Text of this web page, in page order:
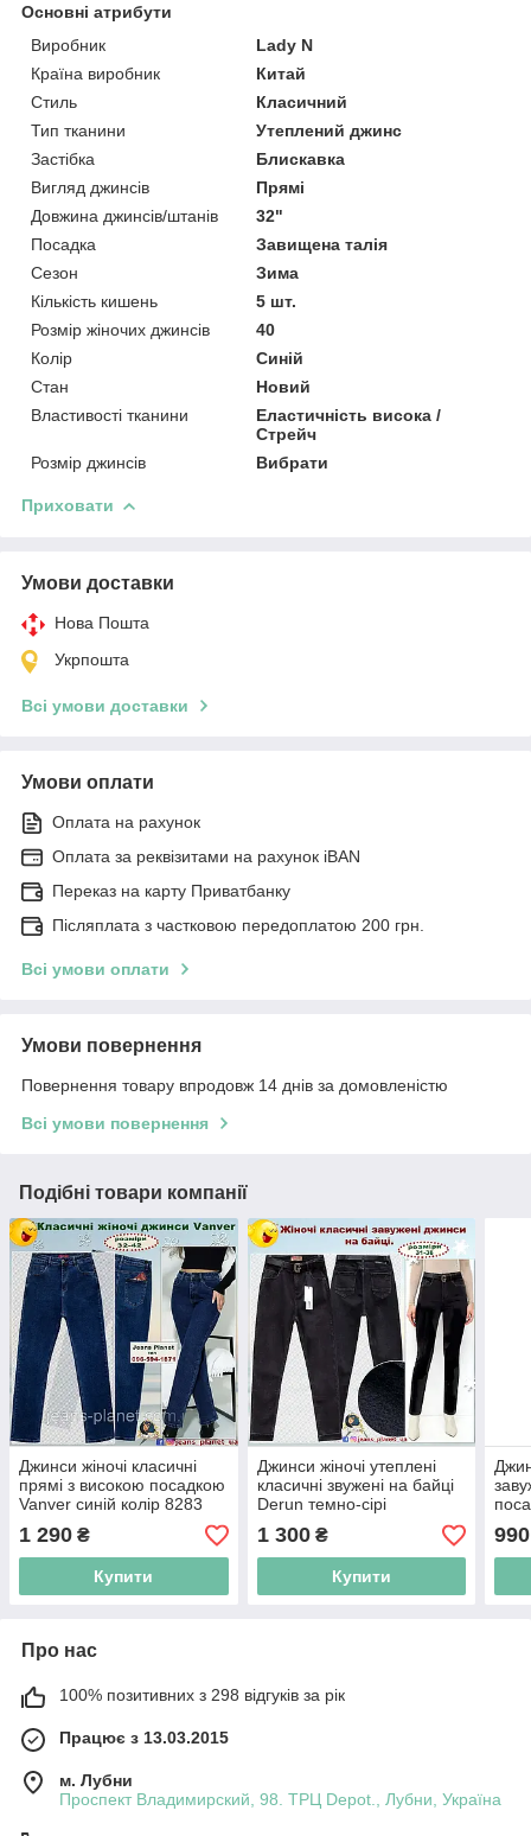
Основні атрибути
Виробник
Lady N
Країна виробник
Китай
Стиль
Класичний
Тип тканини
Утеплений джинс
Застібка
Блискавка
Вигляд джинсів
Прямі
Довжина джинсів/штанів
32"
Посадка
Завищена талія
Сезон
Зима
Кількість кишень
5 шт.
Розмір жіночих джинсів
40
Колір
Синій
Стан
Новий
Властивості тканини
Еластичність висока /
Стрейч
Розмір джинсів
Вибрати
Приховати
Умови доставки
Нова Пошта
Укрпошта
Всі умови доставки
Умови оплати
Оплата на рахунок
Оплата за реквізитами на рахунок iBAN
Переказ на карту Приватбанку
Післяплата з частковою передоплатою 200 грн.
Всі умови оплати
Умови повернення
Повернення товару впродовж 14 днів за домовленістю
Всі умови повернення
Подібні товари компанії
Джинси жіночі класичні
прямі з високою посадкою
Vanver синій колір 8283
1 290 ₴
Купити
Джинси жіночі утеплені
класичні звужені на байці
Derun темно-сірі
1 300₴
Купити
990
Про нас
100% позитивних з 298 відгуків за рік
Працює з 13.03.2015
м. Лубни
Проспект Владимирский, 98. ТРЦ Depot., Лубни, Україна